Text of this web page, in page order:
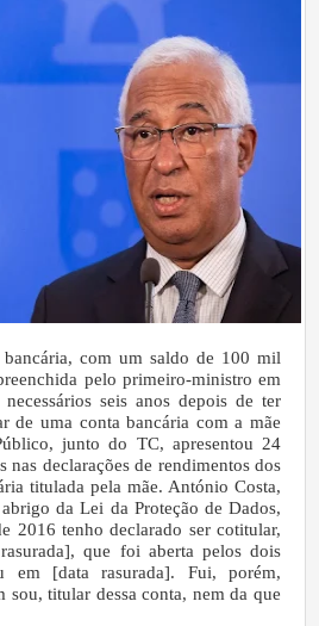
com um saldo de 100 mil
pelo primeiro-ministro em
seis anos depois de ter
de uma conta bancária com a mãe
junto do TC, apresentou 24
nas declarações de rendimentos dos
titulada pela mãe. António Costa,
da Lei da Proteção de Dados,
2016 tenho declarado ser cotitular,
que foi aberta pelos dois
em [data rasurada]. Fui, porém,
titular dessa conta, nem da que